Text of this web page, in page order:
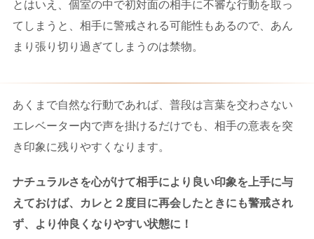
とはいえ、個室の中で初対面の相手に不審な行動を取っ
てしまうと、相手に警戒される可能性もあるので、あん
まり張り切り過ぎてしまうのは禁物。
あくまで自然な行動であれば、普段は言葉を交わさない
エレベーター内で声を掛けるだけでも、相手の意表を突
き印象に残りやすくなります。
ナチュラルさを心がけて相手により良い印象を上手に与
えておけば、カレと２度目に再会したときにも警戒され
ず、より仲良くなりやすい状態に！